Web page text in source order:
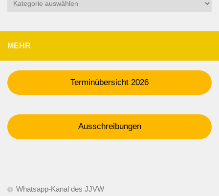
MEHR
Terminübersicht 2026
Ausschreibungen
Whatsapp-Kanal des JJVW